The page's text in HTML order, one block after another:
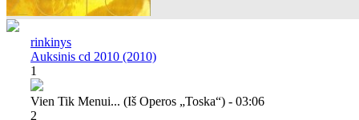
rinkinys
Auksinis cd 2010 (2010)
1
Vien Tik Menui... (iš Operos „toska“) - 03:06
2